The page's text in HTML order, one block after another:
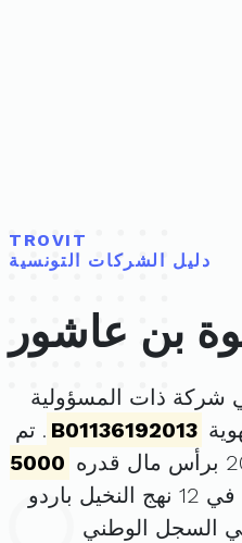
TROVIT
دليل الشركات التونسية
بن عاشور
شركة ذات المسؤولية
B01136192013 . تم
5000
، ويقع مقرها الرئيسي في 12 نهج النخيل باردو
السجل الوطني